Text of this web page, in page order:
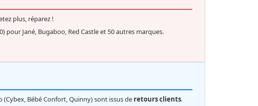
plus, réparez !
pour Jané, Bugaboo, Red Castle et 50 autres marques.
Bébé Confort, Quinny) sont issus de retours clients.